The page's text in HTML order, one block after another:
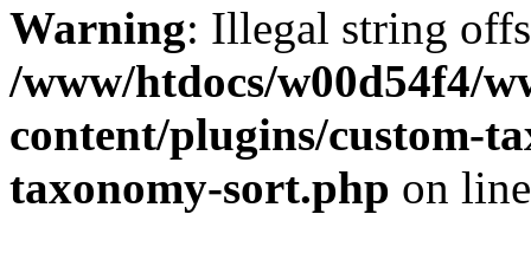
Warning: Illegal string
/www/htdocs/w00d54f4/
content/plugins/custom-
taxonomy-sort.php on